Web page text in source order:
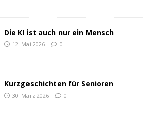
Die KI ist auch nur ein Mensch
12. Mai 2026 0
Kurzgeschichten für Senioren
30. März 2026 0